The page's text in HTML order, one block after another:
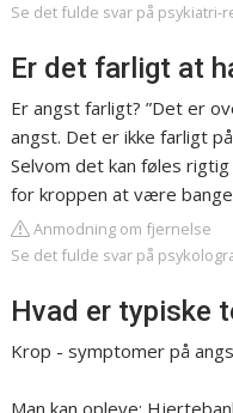
Se det fulde svar på psykiatri-
Er det farligt at
Er angst farligt? ”Det er
angst. Det er ikke farligt
Selvom det kan føles
for kroppen at være
Anmodning om fjernelse
Se det fulde svar på
Hvad er typiske
Krop - symptomer på